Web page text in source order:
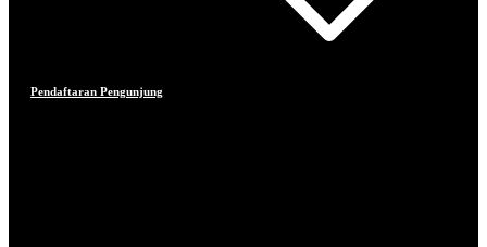
Pendaftaran Pengunjung